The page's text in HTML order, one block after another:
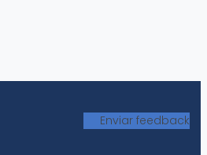
Enviar feedback